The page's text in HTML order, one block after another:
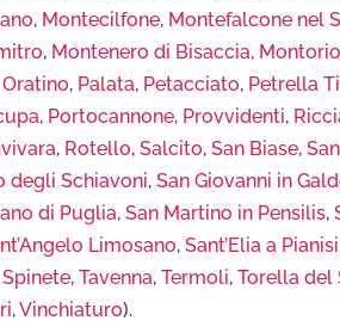
, Montecilfone, Montefalcone nel
, Montenero di Bisaccia,
Oratino, Palata, Petacciato, Petrella
, Portocannone, Provvidenti,
, Rotello,Salcito,San Biase,
degli Schiavoni,San Giovanni in
di Puglia,San Martino in Pensilis,
Limosano,Sant’Elia a Pianisi
Spinete,Tavenna,Termoli,Torella del
,Vinchiaturo).